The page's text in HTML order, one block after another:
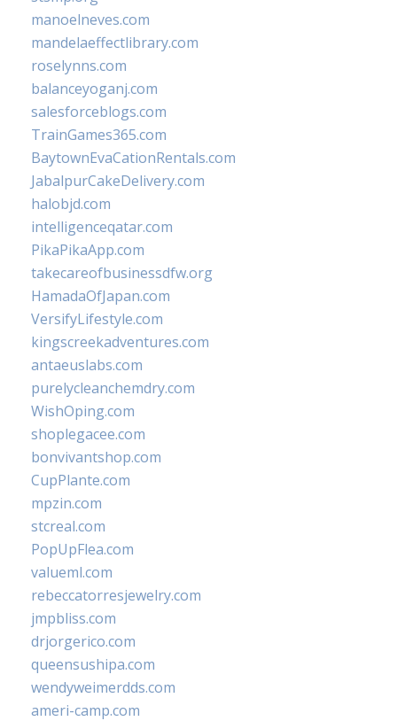
manoelneves.com
mandelaeffectlibrary.com
roselynns.com
balanceyoganj.com
salesforceblogs.com
TrainGames365.com
BaytownEvaCationRentals.com
JabalpurCakeDelivery.com
halobjd.com
intelligenceqatar.com
PikaPikaApp.com
takecareofbusinessdfw.org
HamadaOfJapan.com
VersifyLifestyle.com
kingscreekadventures.com
antaeuslabs.com
purelycleanchemdry.com
WishOping.com
shoplegacee.com
bonvivantshop.com
CupPlante.com
mpzin.com
stcreal.com
PopUpFlea.com
valueml.com
rebeccatorresjewelry.com
jmpbliss.com
drjorgerico.com
queensushipa.com
wendyweimerdds.com
ameri-camp.com